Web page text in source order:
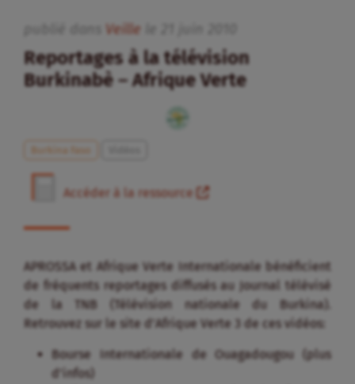
Veille
Reportages à la télévision
Burkinabè – Afrique Verte
Burkina Faso
Accéder à la ressource
APROSSA et Afrique Verte Internationale bénéficient
de fréquents reportages diffusés au Journal télévisé
de la TNB (Télévision nationale du Burkina).
Retrouvez sur le site d’Afrique Verte 3 de ces vidéos:
Bourse Internationale de Ouagadougou (plus
d’infos)